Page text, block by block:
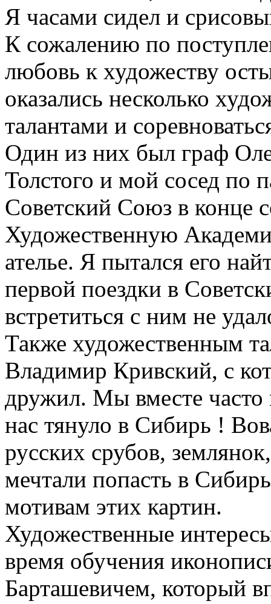
Я часами сидел и
К сожалению по
любовь к художеству
оказались несколько
талантами и
Один из них был граф
Толстого и мой сосед по
Советский Союз в конце
Художественную
ателье. Я пытался его
первой поездки в
встретиться с ним не
Также художественным
Владимир Кривский, с
дружил. Мы вместе часто
нас тянуло в Сибирь !
русских срубов,
мечтали попасть в
мотивам этих картин.
Художественные
время обучения
Барташевичем, который